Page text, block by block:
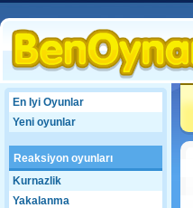
En Iyi Oyunlar
Yeni oyunlar
Reaksiyon oyunları
Kurnazlik
Yakalanma